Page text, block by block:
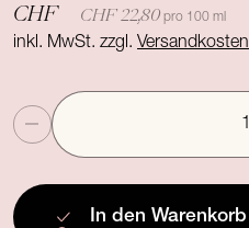
CHF CHF 22,80 pro 100 ml
inkl. MwSt. zzgl.Versandkosten
Anzahl
In den Warenkorb